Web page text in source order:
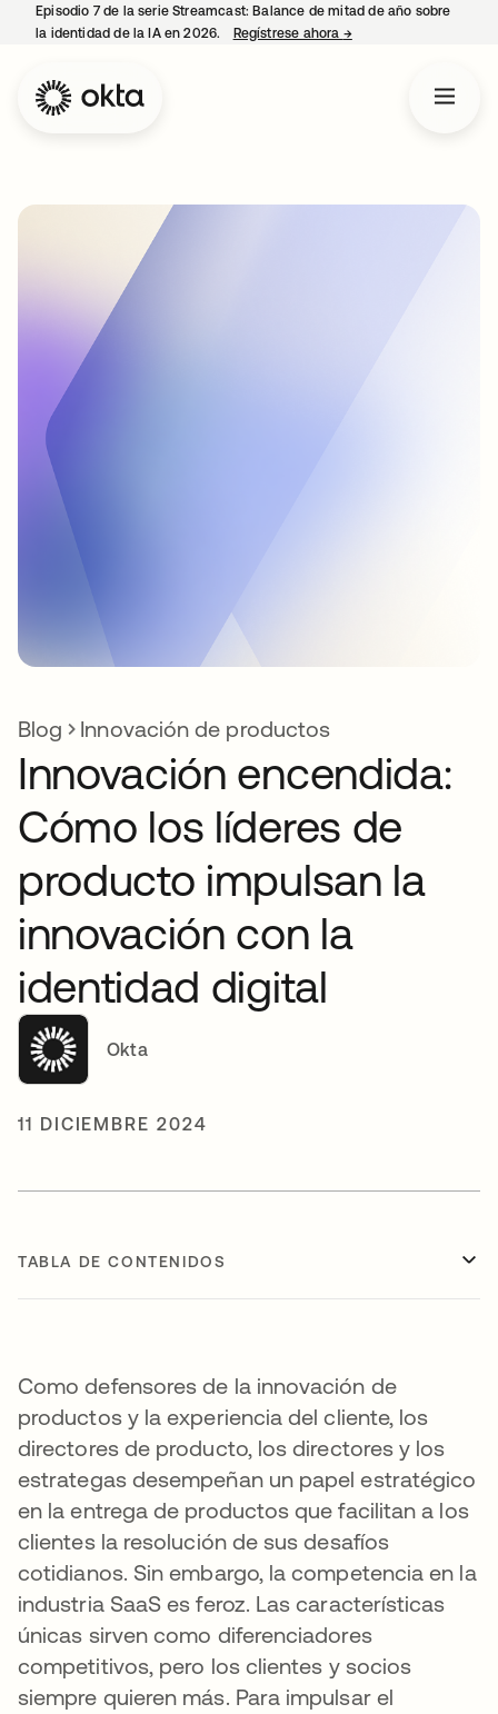
Episodio 7 de la serie Streamcast: Balance de mitad de año sobre
la identidad de la IA en 2026.
Regístrese ahora →se abre en una
Blog Innovación de productos
Innovación encendida:
Cómo los líderes de
producto impulsan la
innovación con la
identidad digital
Okta
11 DICIEMBRE 2024
TABLA DE CONTENIDOS
Como defensores de la innovación de
productos y la experiencia del cliente, los
directores de producto, los directores y los
estrategas desempeñan un papel estratégico
en la entrega de productos que facilitan a los
clientes la resolución de sus desafíos
cotidianos. Sin embargo, la competencia en la
industria SaaS es feroz. Las características
únicas sirven como diferenciadores
competitivos, pero los clientes y socios
siempre quieren más. Para impulsar el